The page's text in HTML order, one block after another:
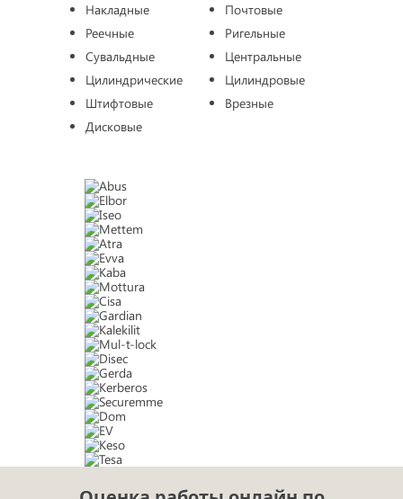
Накладные
Почтовые
Реечные
Ригельные
Сувальдные
Центральные
Цилиндрические
Цилиндровые
Штифтовые
Врезные
Дисковые